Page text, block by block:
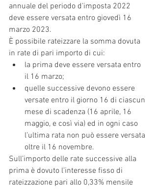
annuale del periodo d’imposta 2022
deve essere versata entro giovedì 16
marzo 2023.
È possibile rateizzare la somma dovuta
in rate di pari importo di cui:
la prima deve essere versata entro
il 16 marzo;
quelle successive devono essere
versate entro il giorno 16 di ciascun
mese di scadenza (16 aprile, 16
maggio, e così via) ed in ogni caso
l’ultima rata non può essere versata
oltre il 16 novembre.
Sull’importo delle rate successive alla
prima è dovuto l’interesse fisso di
rateizzazione pari allo 0,33% mensile